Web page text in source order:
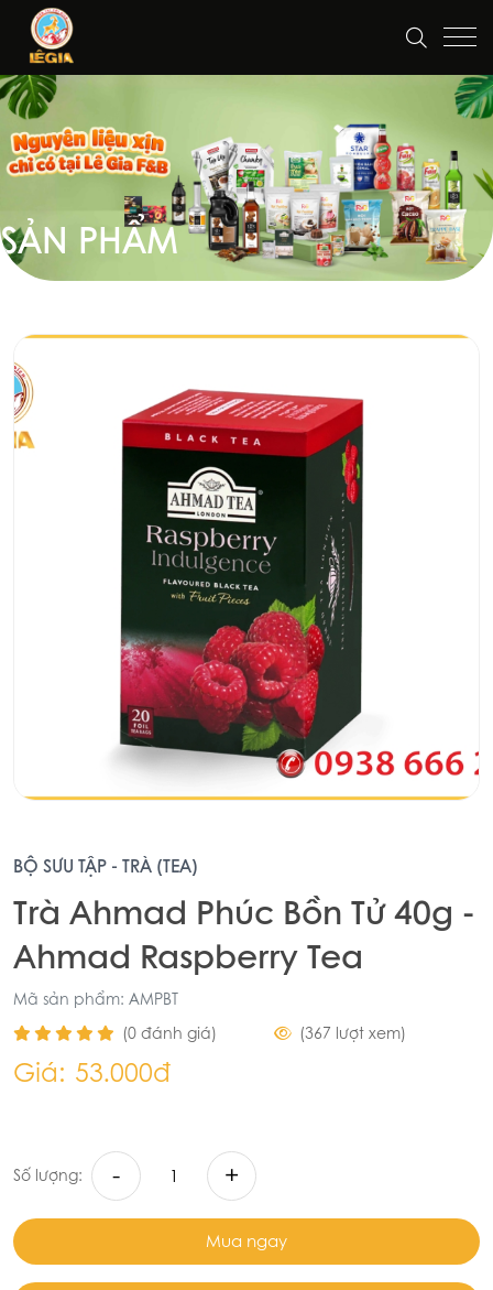
SẢN PHẨM
BỘ SƯU TẬP - TRÀ (TEA)
Trà Ahmad Phúc Bồn Tử 40g -
Ahmad Raspberry Tea
Mã sản phẩm: AMPBT
(0 đánh giá)
(367 lượt xem)
Giá: 53.000đ
Số lượng: - +
Mua ngay